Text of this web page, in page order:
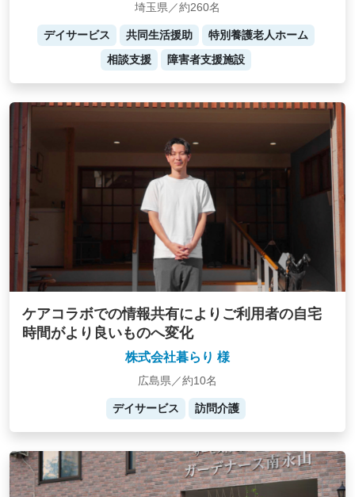
埼玉県／約260名
デイサービス 共同生活援助
特別養護老人ホーム
相談支援
障害者支援施設
ケアコラボでの情報共有によりご利用者の自宅
時間がより良いものへ変化
株式会社暮らり 様
広島県／約10名
デイサービス 訪問介護